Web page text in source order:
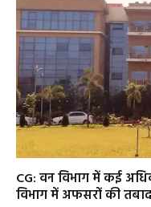
CG: वन विभाग में कई
विभाग में अफसरों की